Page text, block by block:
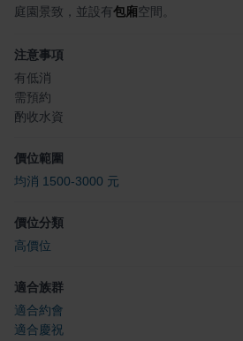
庭園景致，並設有包廂空間。
注意事項
有低消
需預約
酌收水資
價位範圍
均消 1500-3000 元
價位分類
高價位
適合族群
適合約會
適合慶祝